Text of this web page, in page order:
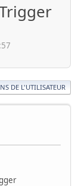
DE L'UTILISATEUR